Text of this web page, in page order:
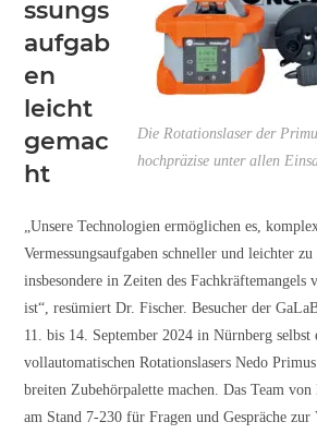
Die Rotationslaser der
hochpräzise unter allen
ssungs
aufgab
en
leicht
gemac
ht
„Unsere Technologien ermöglichen es,
Vermessungsaufgaben schneller und leichter
insbesondere in Zeiten des Fachkräftemangels
ist“, resümiert Dr. Fischer. Besucher der
11. bis 14. September 2024 in Nürnberg selbst
vollautomatischen Rotationslasers Nedo
breiten Zubehörpalette machen. Das Team
am Stand 7-230 für Fragen und Gespräche zur